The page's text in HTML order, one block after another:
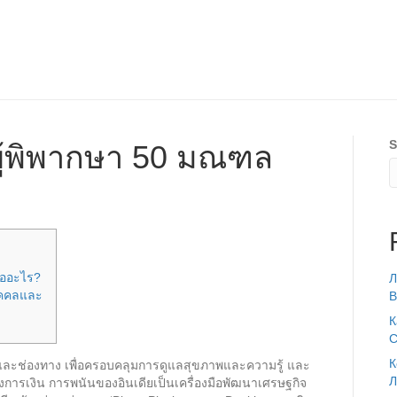
พากษา 50 มณฑล
อะไร?
คลและ
ละช่องทาง เพื่อครอบคลุมการดูแลสุขภาพและความรู้ และ
รเงิน การพนันของอินเดียเป็นเครื่องมือพัฒนาเศรษฐกิจ